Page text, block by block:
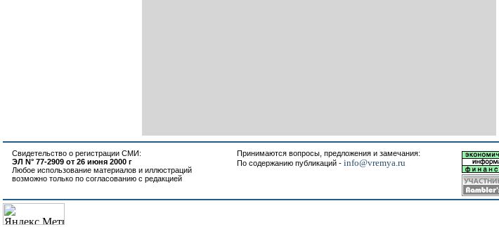
Свидетельство о регистрации СМИ:
ЭЛ N° 77-2909 от 26 июня 2000 г
Любое использование материалов и иллюстраций
возможно только по согласованию с редакцией
Принимаются вопросы, предложения и замечания:
По содержанию публикаций - info@vremya.ru